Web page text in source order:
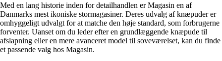
Med en lang historie inden for detailhandlen er Magasin en af
Danmarks mest ikoniske stormagasiner. Deres udvalg af knæpuder er
omhyggeligt udvalgt for at matche den høje standard, som forbrugerne
forventer. Uanset om du leder efter en grundlæggende knæpude til
afslapning eller en mere avanceret model til soveværelset, kan du finde
et passende valg hos Magasin.